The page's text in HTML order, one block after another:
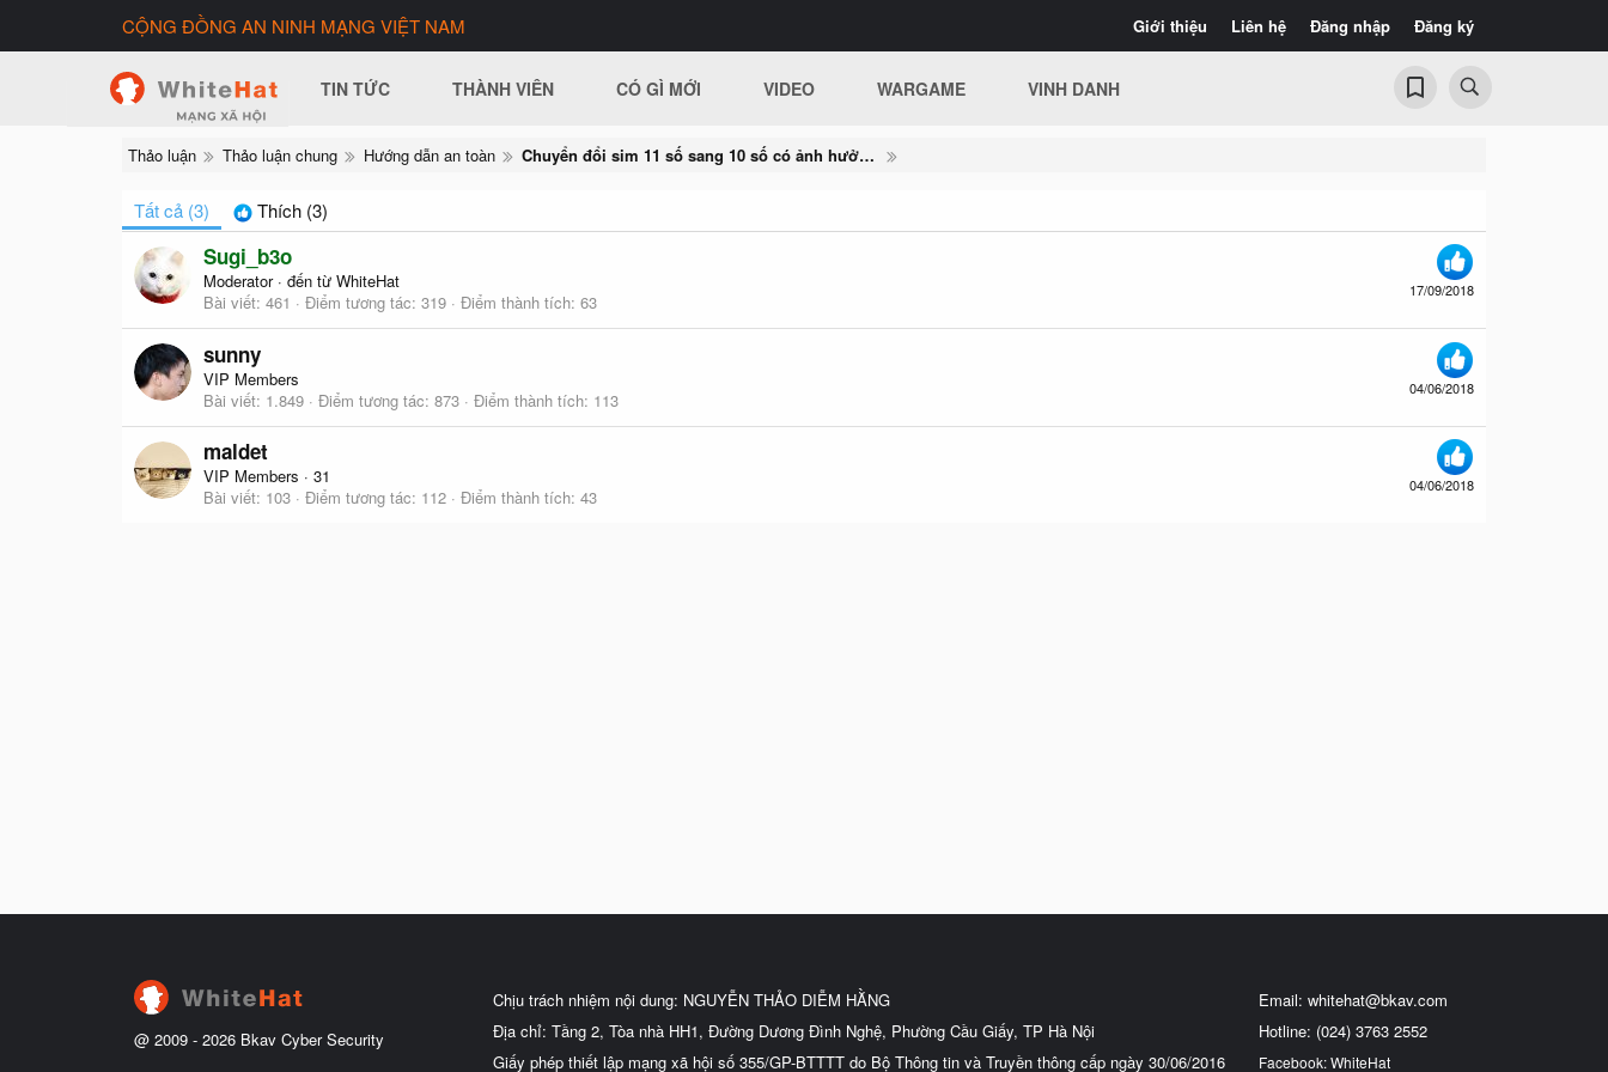
Giới thiệu Liên hệ Đăng nhập Đăng ký
CỘNG ĐỒNG AN NINH MẠNG VIỆT NAM
TIN TỨC THÀNH VIÊN CÓ GÌ MỚI VIDEO WARGAME VINH DANH
Thảo luận Thảo luận chung Hướng dẫn an toàn Chuyển đổi sim 11 số sang 10 số có ảnh hưởng đến bảo mật tài khoản không?
Tất cả (3) Thích (3)
17/09/2018
Sugi_b3o
Moderator · đến từ WhiteHat
Bài viết 461 Điểm tương tác 319 Điểm thành tích 63
04/06/2018
sunny
VIP Members
Bài viết 1.849 Điểm tương tác 873 Điểm thành tích 113
04/06/2018
maldet
VIP Members · 31
Bài viết 103 Điểm tương tác 112 Điểm thành tích 43
@ 2009 - 2026 Bkav Cyber Security
Chịu trách nhiệm nội dung: NGUYỄN THẢO DIỄM HẰNG
Địa chỉ: Tầng 2, Tòa nhà HH1, Đường Dương Đình Nghệ, Phường Cầu Giấy, TP Hà Nội
Giấy phép thiết lập mạng xã hội số 355/GP-BTTTT do Bộ Thông tin và Truyền thông cấp ngày 30/06/2016
Email: whitehat@bkav.com
Hotline: (024) 3763 2552
Facebook: WhiteHat